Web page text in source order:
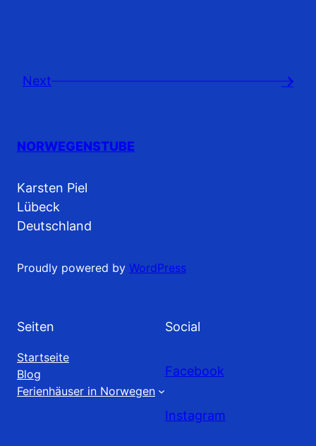
Next →
NORWEGENSTUBE
Karsten Piel
Lübeck
Deutschland
Proudly powered by WordPress
Seiten
Startseite
Blog
Ferienhäuser in Norwegen
Social
Facebook
Instagram